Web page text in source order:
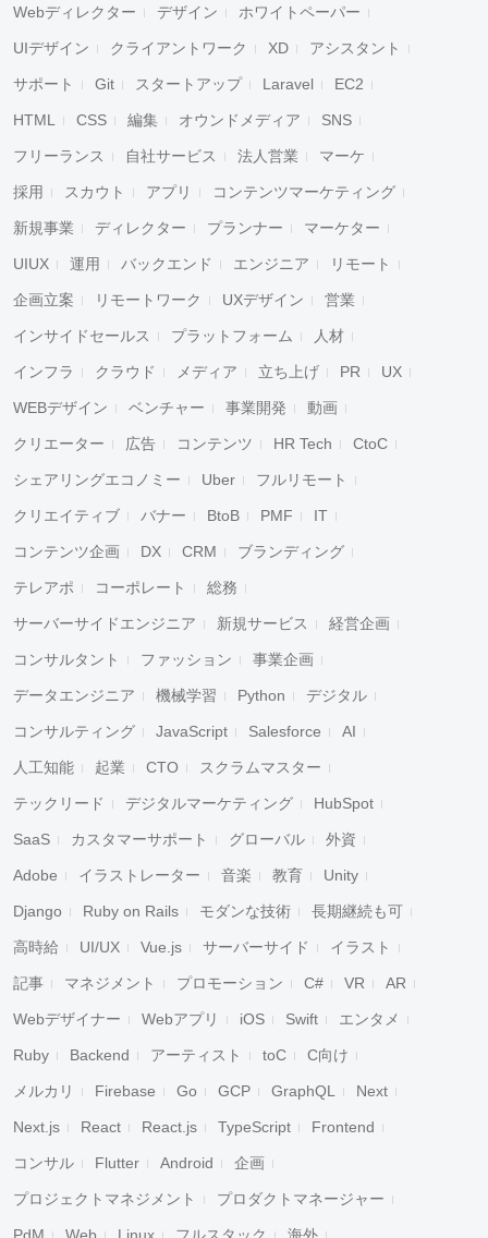
Webディレクター デザイン ホワイトペーパー
UIデザイン クライアントワーク XD アシスタント
サポート Git スタートアップ Laravel EC2
HTML CSS 編集 オウンドメディア SNS
フリーランス 自社サービス 法人営業 マーケ
採用 スカウト アプリ コンテンツマーケティング
新規事業 ディレクター プランナー マーケター
UIUX 運用 バックエンド エンジニア リモート
企画立案 リモートワーク UXデザイン 営業
インサイドセールス プラットフォーム 人材
インフラ クラウド メディア 立ち上げ PR UX
WEBデザイン ベンチャー 事業開発 動画
クリエーター 広告 コンテンツ HR Tech CtoC
シェアリングエコノミー Uber フルリモート
クリエイティブ バナー BtoB PMF IT
コンテンツ企画 DX CRM ブランディング
テレアポ コーポレート 総務
サーバーサイドエンジニア 新規サービス 経営企画
コンサルタント ファッション 事業企画
データエンジニア 機械学習 Python デジタル
コンサルティング JavaScript Salesforce AI
人工知能 起業 CTO スクラムマスター
テックリード デジタルマーケティング HubSpot
SaaS カスタマーサポート グローバル 外資
Adobe イラストレーター 音楽 教育 Unity
Django Ruby on Rails モダンな技術 長期継続も可
高時給 UI/UX Vue.js サーバーサイド イラスト
記事 マネジメント プロモーション C# VR AR
Webデザイナー Webアプリ iOS Swift エンタメ
Ruby Backend アーティスト toC C向け
メルカリ Firebase Go GCP GraphQL Next
Next.js React React.js TypeScript Frontend
コンサル Flutter Android 企画
プロジェクトマネジメント プロダクトマネージャー